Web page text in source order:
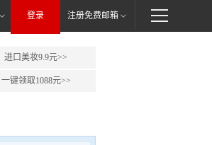
登录 注册免费邮箱
进口美妆9.9元>>
一键领取1088元>>